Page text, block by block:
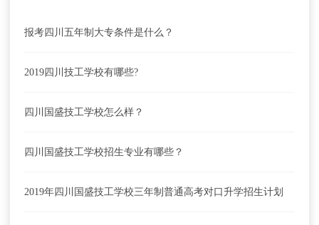
报考四川五年制大专条件是什么？
2019四川技工学校有哪些?
四川国盛技工学校怎么样？
四川国盛技工学校招生专业有哪些？
2019年四川国盛技工学校三年制普通高考对口升学招生计划